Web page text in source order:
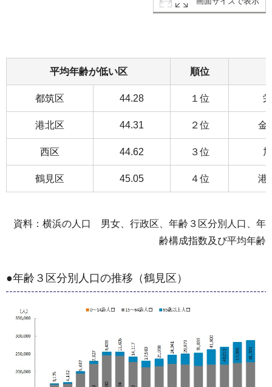
平均年齢が低い区 順位
都筑区 44.28 １位
港北区 44.31 ２位 金
西区 44.62 ３位
鶴見区 45.05 ４位 港
資料：横浜の人口 男女、行政区、年齢３区分別人口、年
齢構成指数及び平均年齢
●年齢３区分別人口の推移（鶴見区）